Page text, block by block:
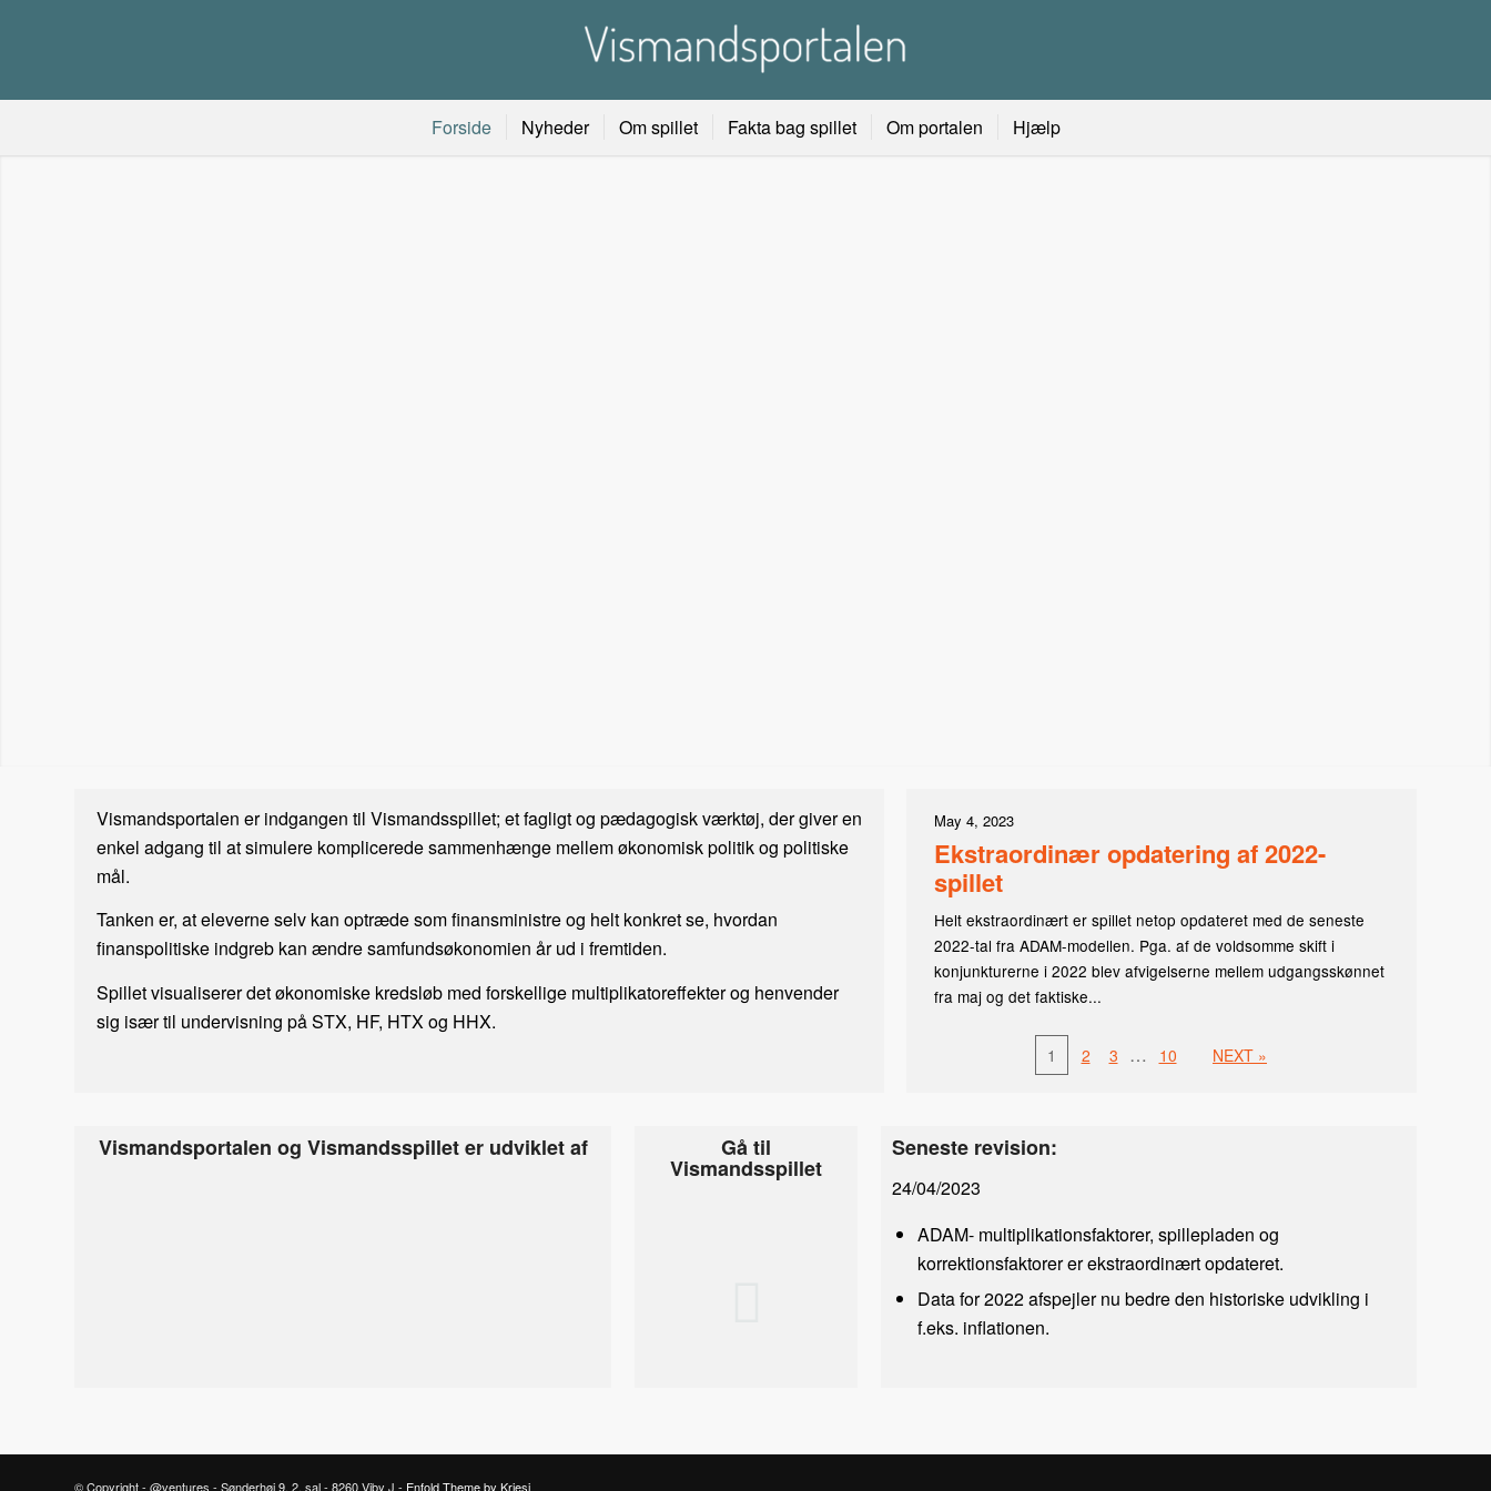
Forside Nyheder Om spillet Fakta bag spillet Om portalen Hjælp
Vismandsportalen er indgangen til Vismandsspillet; et fagligt og pædagogisk værktøj, der giver en
enkel adgang til at simulere komplicerede sammenhænge mellem økonomisk politik og politiske
mål.
Tanken er, at eleverne selv kan optræde som finansministre og helt konkret se, hvordan
finanspolitiske indgreb kan ændre samfundsøkonomien år ud i fremtiden.
Spillet visualiserer det økonomiske kredsløb med forskellige multiplikatoreffekter og henvender
sig især til undervisning på STX, HF, HTX og HHX.
May 4, 2023
Ekstraordinær opdatering af 2022-
spillet
Helt ekstraordinært er spillet netop opdateret med de seneste
2022-tal fra ADAM-modellen. Pga. af de voldsomme skift i
konjunkturerne i 2022 blev afvigelserne mellem udgangsskønnet
fra maj og det faktiske...
1 2 3 … 10 NEXT »
Vismandsportalen og Vismandsspillet er udviklet af Gå til
Vismandsspillet
Seneste revision:
24/04/2023
ADAM- multiplikationsfaktorer, spillepladen og
korrektionsfaktorer er ekstraordinært opdateret.
Data for 2022 afspejler nu bedre den historiske udvikling i
f.eks. inflationen.
© Copyright - @ventures - Sønderhøj 9, 2. sal - 8260 Viby J - Enfold Theme by Kriesi